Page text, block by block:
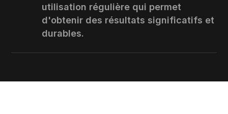
utilisation régulière qui permet
d'obtenir des résultats significatifs et
durables.